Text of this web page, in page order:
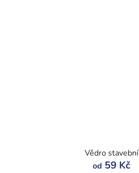
Vědro stavební
od 59 Kč